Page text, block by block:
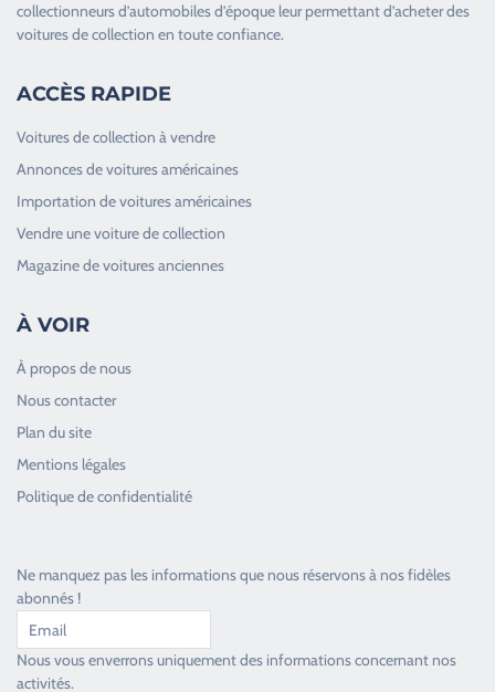
collectionneurs d’automobiles d’époque leur permettant d’acheter des
voitures de collection en toute confiance.
ACCÈS RAPIDE
Voitures de collection à vendre
Annonces de voitures américaines
Importation de voitures américaines
Vendre une voiture de collection
Magazine de voitures anciennes
À VOIR
À propos de nous
Nous contacter
Plan du site
Mentions légales
Politique de confidentialité
Ne manquez pas les informations que nous réservons à nos fidèles
abonnés !
Nous vous enverrons uniquement des informations concernant nos
activités.
Toujours heureux d'aider les passionnés